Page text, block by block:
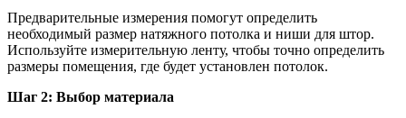
Предварительные измерения помогут определить
необходимый размер натяжного потолка и ниши для штор.
Используйте измерительную ленту, чтобы точно определить
размеры помещения, где будет установлен потолок.
Шаг 2: Выбор материала